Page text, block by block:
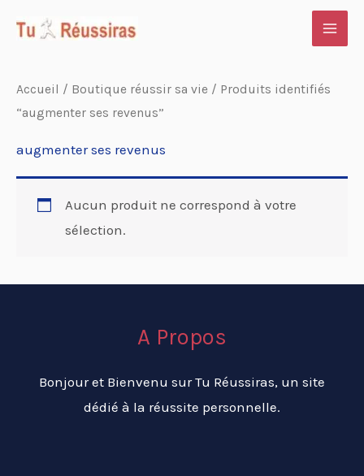
Accueil / Boutique réussir sa vie / Produits identifiés
“augmenter ses revenus”
augmenter ses revenus
Aucun produit ne correspond à votre
sélection.
A Propos
Bonjour et Bienvenu sur Tu Réussiras, un site
dédié à la réussite personnelle.